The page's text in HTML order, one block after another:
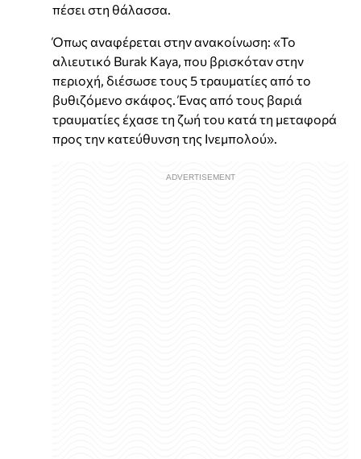
πέσει στη θάλασσα.
Όπως αναφέρεται στην ανακοίνωση: «Το
αλιευτικό Burak Kaya, που βρισκόταν στην
περιοχή, διέσωσε τους 5 τραυματίες από το
βυθιζόμενο σκάφος. Ένας από τους βαριά
τραυματίες έχασε τη ζωή του κατά τη μεταφορά
προς την κατεύθυνση της Ινεμπολού».